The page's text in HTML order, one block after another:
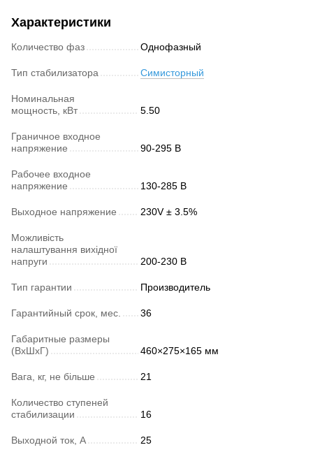
Характеристики
Количество фаз Однофазный
Тип стабилизатора Симисторный
Номинальная
мощность, кВт
5.50
Граничное входное
напряжение
90-295 В
Рабочее входное
напряжение
130-285 В
Выходное напряжение 230V ± 3.5%
Можливість
налаштування вихідної
напруги
200-230 В
Тип гарантии Производитель
Гарантийный срок, мес. 36
Габаритные размеры
(ВхШхГ)
460×275×165 мм
Вага, кг, не більше 21
Количество ступеней
стабилизации
16
Выходной ток, А 25